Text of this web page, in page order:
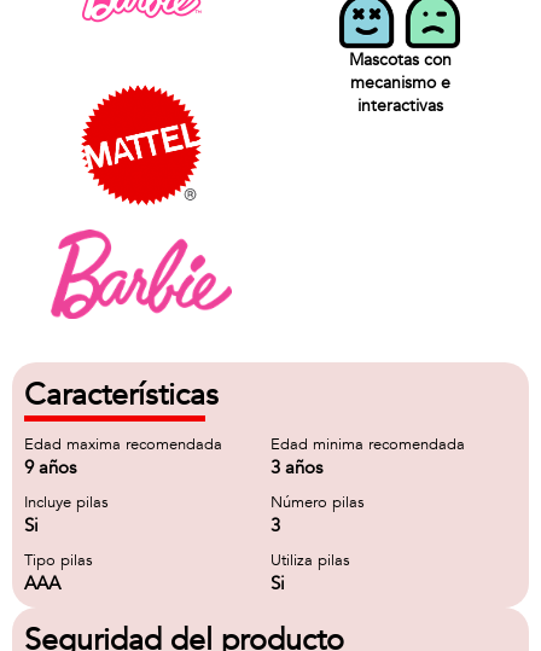
Mascotas con
mecanismo e
interactivas
Características
Edad maxima recomendada
9 años
Edad minima recomendada
3 años
Incluye pilas
Si
Número pilas
3
Tipo pilas
AAA
Utiliza pilas
Si
Seguridad del producto